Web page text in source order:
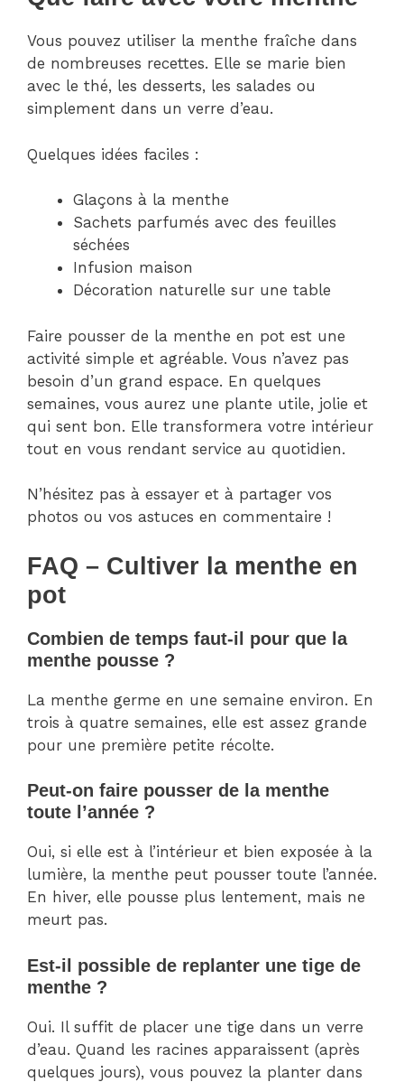
Vous pouvez utiliser la menthe fraîche dans
de nombreuses recettes. Elle se marie bien
avec le thé, les desserts, les salades ou
simplement dans un verre d’eau.
Quelques idées faciles :
Glaçons à la menthe
Sachets parfumés avec des feuilles
séchées
Infusion maison
Décoration naturelle sur une table
Faire pousser de la menthe en pot est une
activité simple et agréable. Vous n’avez pas
besoin d’un grand espace. En quelques
semaines, vous aurez une plante utile, jolie et
qui sent bon. Elle transformera votre intérieur
tout en vous rendant service au quotidien.
N’hésitez pas à essayer et à partager vos
photos ou vos astuces en commentaire !
FAQ – Cultiver la menthe en
pot
Combien de temps faut-il pour que la
menthe pousse ?
La menthe germe en une semaine environ. En
trois à quatre semaines, elle est assez grande
pour une première petite récolte.
Peut-on faire pousser de la menthe
toute l’année ?
Oui, si elle est à l’intérieur et bien exposée à la
lumière, la menthe peut pousser toute l’année.
En hiver, elle pousse plus lentement, mais ne
meurt pas.
Est-il possible de replanter une tige de
menthe ?
Oui. Il suffit de placer une tige dans un verre
d’eau. Quand les racines apparaissent (après
quelques jours), vous pouvez la planter dans